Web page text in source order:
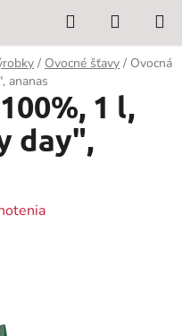
Hľadať
KOŠÍK
/ Ovocné šťavy / Ovocná
ananas
1 l,
day",